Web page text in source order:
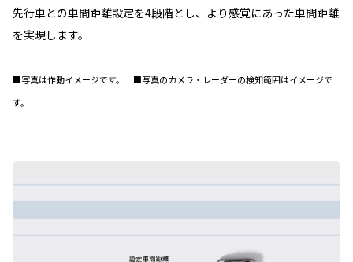
先行車との車間距離設定を4段階とし、より感覚にあった車間距離
を実現します。
■写真は作動イメージです。 ■写真のカメラ・レーダーの検知範囲はイメージで
す。